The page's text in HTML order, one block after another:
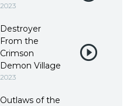
2023
Destroyer
From the
Crimson
Demon Village
2023
Outlaws of the